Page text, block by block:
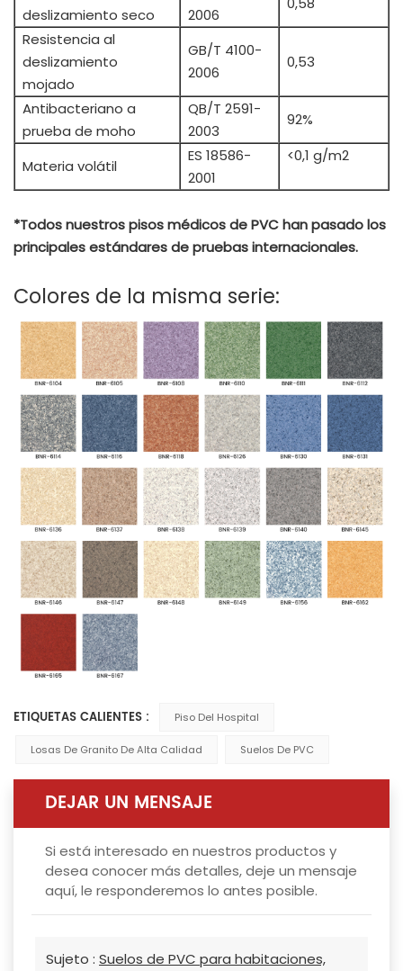
deslizamiento seco
2006
Resistencia al
deslizamiento
mojado
GB/T 4100-
2006
0,53
Antibacteriano a
prueba de moho
QB/T 2591-
2003
92%
Materia volátil
ES 18586-
2001
<0,1 g/m2
*Todos nuestros pisos médicos de PVC han pasado los
principales estándares de pruebas internacionales.
Colores de la misma serie:
ETIQUETAS CALIENTES : Piso Del Hospital
Losas De Granito De Alta Calidad Suelos De PVC
DEJAR UN MENSAJE
Si está interesado en nuestros productos y
desea conocer más detalles, deje un mensaje
aquí, le responderemos lo antes posible.
Sujeto : Suelos de PVC para habitaciones,